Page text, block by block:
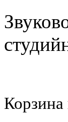
Корзина